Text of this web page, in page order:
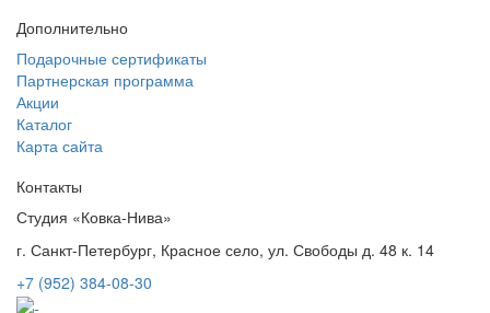
Дополнительно
Подарочные сертификаты
Партнерская программа
Акции
Каталог
Карта сайта
Контакты
Студия «Ковка-Нива»
г. Санкт-Петербург, Красное село, ул. Свободы д. 48 к. 14
+7 (952) 384-08-30